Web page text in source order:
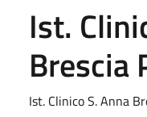
Ist.
Brescia
Ist. Clinico S. Anna